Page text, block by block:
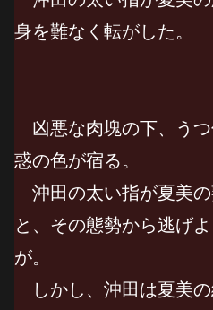
身を難なく転がした。
凶悪な肉塊の下、う
惑の色が宿る。
沖田の太い指が夏美
と、その態勢から逃げ
が。
しかし、沖田は夏美の